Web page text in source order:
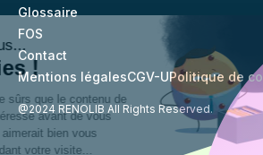
Salut c'est nous...
les Cookies !
On a attendu d'être sûrs que le contenu de
notre site vous intéresse avant de vous
déranger, mais on aimerait bien vous
accompagner pendant votre visite...
Glossaire
FOS
Contact
Mentions légalesCGV-UPolitique de
@2024 RENOLIB All Rights Reserved.